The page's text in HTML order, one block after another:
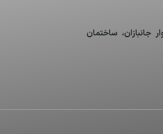
جانبازان، ساختمان